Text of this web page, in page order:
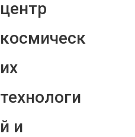
центр
космическ
их
технологи
й и